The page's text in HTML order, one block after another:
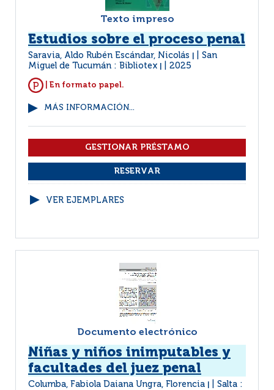
Texto impreso
Estudios sobre el proceso penal
Saravia, Aldo Rubén Escándar, Nicolás
San
Miguel de Tucumán : Bibliotex
2025
| En formato papel.
MÁS INFORMACIÓN...
VER EJEMPLARES
Documento electrónico
Niñas y niños inimputables y
facultades del juez penal
Columba, Fabiola Daiana Ungra, Florencia
Salta :